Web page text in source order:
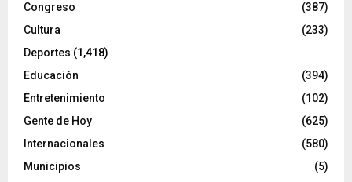
Congreso
(387)
Cultura
(233)
Deportes (1,418)
Educación
(394)
Entretenimiento
(102)
Gente de Hoy
(625)
Internacionales
(580)
Municipios
(5)